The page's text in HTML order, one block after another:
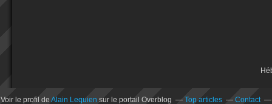
Voir le profil de Alain Lequien sur le portail Overblog Top articles Contact